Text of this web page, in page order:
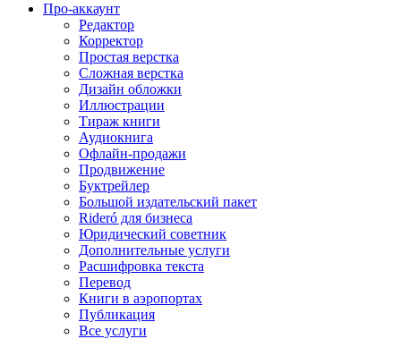
Про-аккаунт
Редактор
Корректор
Простая верстка
Сложная верстка
Дизайн обложки
Иллюстрации
Тираж книги
Аудиокнига
Офлайн-продажи
Продвижение
Буктрейлер
Большой издательский пакет
Rideró для бизнеса
Юридический советник
Дополнительные услуги
Расшифровка текста
Перевод
Книги в аэропортах
Публикация
Все услуги